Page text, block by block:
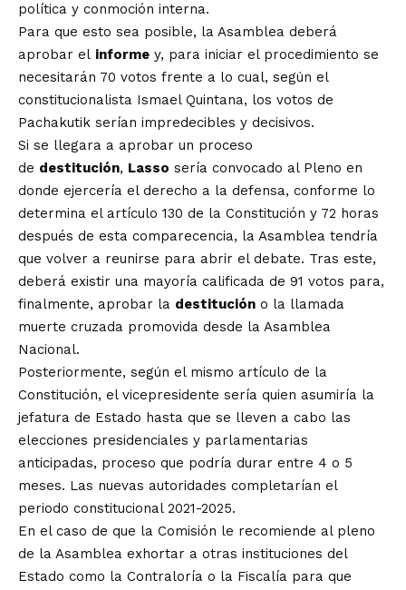
política y conmoción interna.
Para que esto sea posible, la Asamblea deberá
aprobar el informe y, para iniciar el procedimiento se
necesitarán 70 votos frente a lo cual, según el
constitucionalista Ismael Quintana, los votos de
Pachakutik serían impredecibles y decisivos.
Si se llegara a aprobar un proceso
de destitución, Lasso sería convocado al Pleno en
donde ejercería el derecho a la defensa, conforme lo
determina el artículo 130 de la Constitución y 72 horas
después de esta comparecencia, la Asamblea tendría
que volver a reunirse para abrir el debate. Tras este,
deberá existir una mayoría calificada de 91 votos para,
finalmente, aprobar la destitución o la llamada
muerte cruzada promovida desde la Asamblea
Nacional.
Posteriormente, según el mismo artículo de la
Constitución, el vicepresidente sería quien asumiría la
jefatura de Estado hasta que se lleven a cabo las
elecciones presidenciales y parlamentarias
anticipadas, proceso que podría durar entre 4 o 5
meses. Las nuevas autoridades completarían el
periodo constitucional 2021-2025.
En el caso de que la Comisión le recomiende al pleno
de la Asamblea exhortar a otras instituciones del
Estado como la Contraloría o la Fiscalía para que